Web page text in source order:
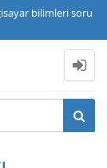
bilimleri soru